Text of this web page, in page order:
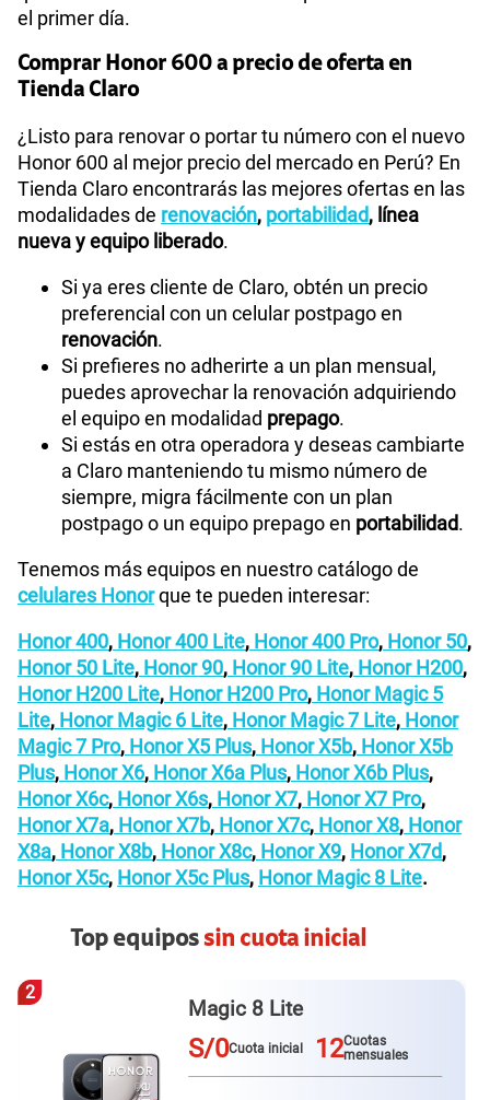
el primer día.
Comprar Honor 600 a precio de oferta en
Tienda Claro
¿Listo para renovar o portar tu número con el nuevo
Honor 600 al mejor precio del mercado en Perú? En
Tienda Claro encontrarás las mejores ofertas en las
modalidades de renovación, portabilidad, línea
nueva y equipo liberado.
Si ya eres cliente de Claro, obtén un precio
preferencial con un celular postpago en
renovación.
Si prefieres no adherirte a un plan mensual,
puedes aprovechar la renovación adquiriendo
el equipo en modalidad prepago.
Si estás en otra operadora y deseas cambiarte
a Claro manteniendo tu mismo número de
siempre, migra fácilmente con un plan
postpago o un equipo prepago en portabilidad.
Tenemos más equipos en nuestro catálogo de
celulares Honorque te pueden interesar:
Honor 400, Honor 400 Lite, Honor 400 Pro, Honor 50,
Honor 50 Lite, Honor 90, Honor 90 Lite, Honor H200,
Honor H200 Lite, Honor H200 Pro, Honor Magic 5
Lite, Honor Magic 6 Lite, Honor Magic 7 Lite, Honor
Magic 7 Pro, Honor X5 Plus, Honor X5b, Honor X5b
Plus, Honor X6, Honor X6a Plus, Honor X6b Plus,
Honor X6c, Honor X6s, Honor X7, Honor X7 Pro,
Honor X7a, Honor X7b, Honor X7c, Honor X8, Honor
X8a, Honor X8b, Honor X8c, Honor X9, Honor X7d,
Honor X5c, Honor X5c Plus, Honor Magic 8 Lite.
Top equipossin cuota inicial
Galaxy A57
S/0Cuota inicial 12Cuotas
mensuales